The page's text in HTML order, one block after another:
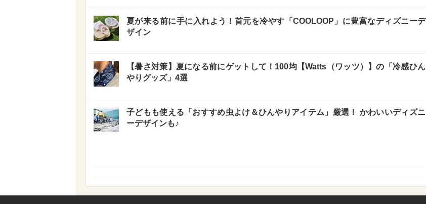
夏が来る前に手に入れよう！首元を冷やす「COOLOOP」に豊富なディズニーデ
ザイン
【暑さ対策】夏になる前にゲットして！100均【Watts（ワッツ）】の「冷感ひん
やりグッズ」4選
子どもも使える「おすすめ虫よけ＆ひんやりアイテム」厳選！ かわいいディズニ
ーデザインも♪